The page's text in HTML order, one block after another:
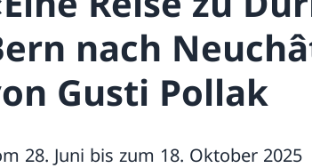
nach
Gusti Pollak
28. Juni bis zum 18. Oktober 2025